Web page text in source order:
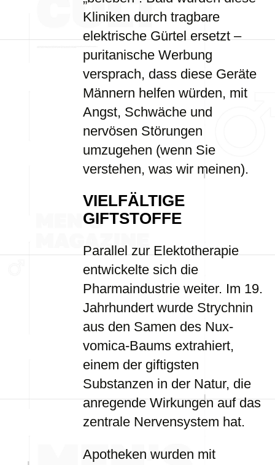
Kliniken durch tragbare
elektrische Gürtel ersetzt –
puritanische Werbung
versprach, dass diese Geräte
Männern helfen würden, mit
Angst, Schwäche und
nervösen Störungen
umzugehen (wenn Sie
verstehen, was wir meinen).
VIELFÄLTIGE
GIFTSTOFFE
Parallel zur Elektotherapie
entwickelte sich die
Pharmaindustrie weiter. Im 19.
Jahrhundert wurde Strychnin
aus den Samen des Nux-
vomica-Baums extrahiert,
einem der giftigsten
Substanzen in der Natur, die
anregende Wirkungen auf das
zentrale Nervensystem hat.
Apotheken wurden mit